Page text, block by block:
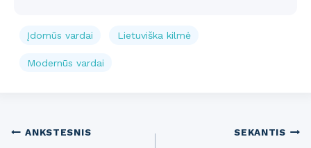
Įdomūs vardai Lietuviška kilmė
Modernūs vardai
Post
ANKSTESNIS SEKANTIS